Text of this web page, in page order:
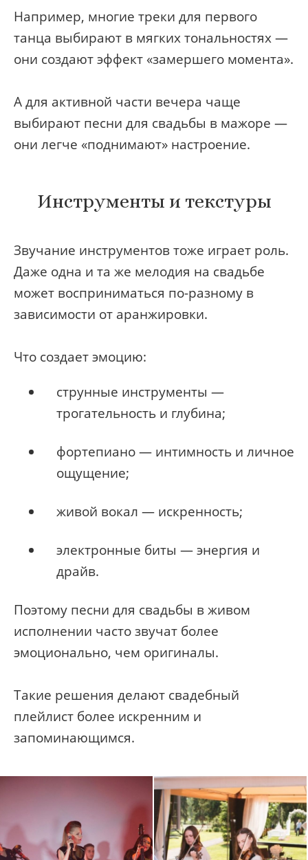
Например, многие треки для первого
танца выбирают в мягких тональностях —
они создают эффект «замершего момента».
А для активной части вечера чаще
выбирают песни для свадьбы в мажоре —
они легче «поднимают» настроение.
Инструменты и текстуры
Звучание инструментов тоже играет роль.
Даже одна и та же мелодия на свадьбе
может восприниматься по-разному в
зависимости от аранжировки.
Что создает эмоцию:
струнные инструменты —
трогательность и глубина;
фортепиано — интимность и личное
ощущение;
живой вокал — искренность;
электронные биты — энергия и
драйв.
Поэтому песни для свадьбы в живом
исполнении часто звучат более
эмоционально, чем оригиналы.
Такие решения делают свадебный
плейлист более искренним и
запоминающимся.